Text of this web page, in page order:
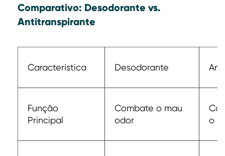
Comparativo: Desodorante vs.
Antitranspirante
Característica Desodorante
Função
Principal
Combate o mau
odor
o